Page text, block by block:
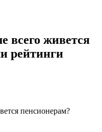
всего живется
рейтинги